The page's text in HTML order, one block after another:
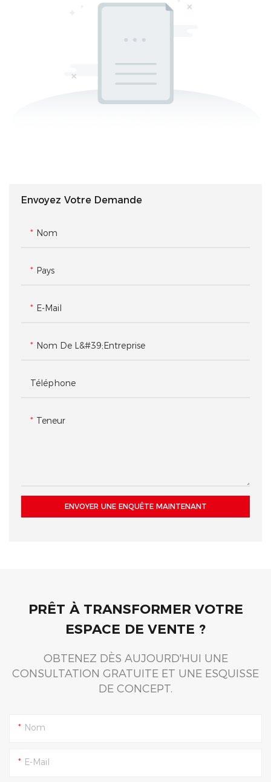
Envoyez Votre Demande
Nom
Pays
E-Mail
Nom De L&#39;entreprise
Téléphone
Teneur
ENVOYER UNE ENQUÊTE MAINTENANT
PRÊT À TRANSFORMER VOTRE
ESPACE DE VENTE ?
OBTENEZ DÈS AUJOURD'HUI UNE
CONSULTATION GRATUITE ET UNE ESQUISSE
DE CONCEPT.
Nom
E-Mail